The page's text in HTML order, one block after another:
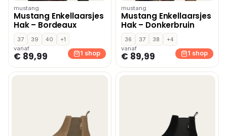
mustang
Mustang Enkellaarsjes
Hak – Bordeaux
37 39 40
+1
vanaf
€ 89,99 1 shop
mustang
Mustang Enkellaarsjes
Hak – Donkerbruin
36 37 38
+4
vanaf
€ 89,99 1 shop